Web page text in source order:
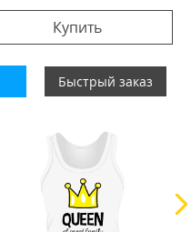
Купить
Быстрый заказ